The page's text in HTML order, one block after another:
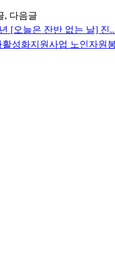
, 다음글
[오늘은 잔반 없는 날] 진
성화지원사업 노인자원